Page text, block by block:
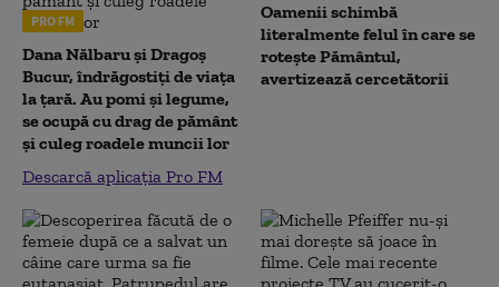
PRO FM
Dana Nălbaru și Dragoș
Bucur, îndrăgostiți de viața
la țară. Au pomi și legume,
se ocupă cu drag de pământ
și culeg roadele muncii lor
Descarcă aplicația Pro FM
Oamenii schimbă
literalmente felul în care se
rotește Pământul,
avertizează cercetătorii